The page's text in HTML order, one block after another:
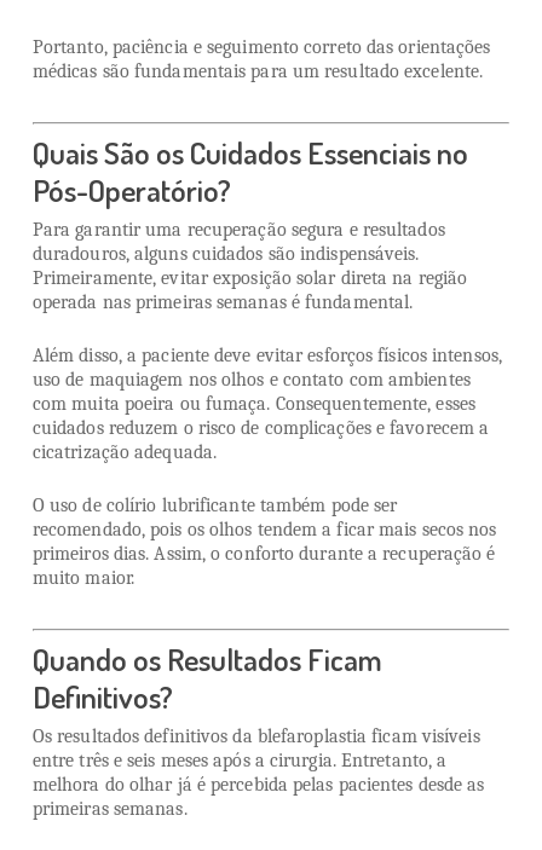
Portanto, paciência e seguimento correto das orientações
médicas são fundamentais para um resultado excelente.
Quais São os Cuidados Essenciais no
Pós-Operatório?
Para garantir uma recuperação segura e resultados
duradouros, alguns cuidados são indispensáveis.
Primeiramente, evitar exposição solar direta na região
operada nas primeiras semanas é fundamental.
Além disso, a paciente deve evitar esforços físicos intensos,
uso de maquiagem nos olhos e contato com ambientes
com muita poeira ou fumaça. Consequentemente, esses
cuidados reduzem o risco de complicações e favorecem a
cicatrização adequada.
O uso de colírio lubrificante também pode ser
recomendado, pois os olhos tendem a ficar mais secos nos
primeiros dias. Assim, o conforto durante a recuperação é
muito maior.
Quando os Resultados Ficam
Definitivos?
Os resultados definitivos da blefaroplastia ficam visíveis
entre três e seis meses após a cirurgia. Entretanto, a
melhora do olhar já é percebida pelas pacientes desde as
primeiras semanas.